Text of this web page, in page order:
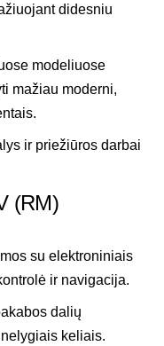
didesniu
modeliuose
mažiau moderni,
ir priežiūros darbai
(RM)
su elektroniniais
ir navigacija.
dalių
keliais.